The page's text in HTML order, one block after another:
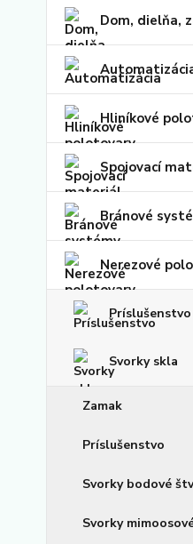
Dom, dielňa,
Hliníkové
Spojovací
Bránové
Nerezové
Príslušenstvo
Svorky skla
Zamak
Príslušenstvo
Svorky bodové
Svorky